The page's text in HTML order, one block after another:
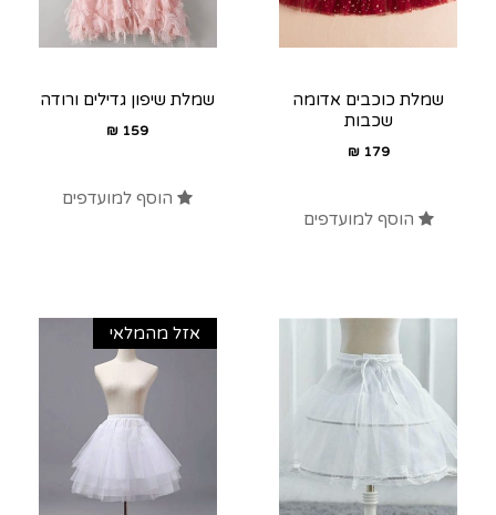
שמלת כוכבים אדומה
שכבות
179
₪
הוסף למועדפים
שמלת שיפון גדילים ורודה
159
₪
הוסף למועדפים
אזל מהמלאי